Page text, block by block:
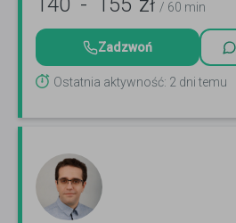
/ 60 min
Zadzwoń
Ostatnia aktywność: 2 dni temu